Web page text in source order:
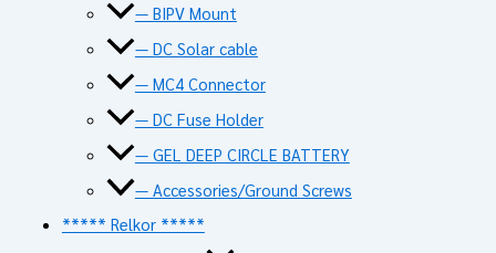
— BIPV Mount
— DC Solar cable
— MC4 Connector
— DC Fuse Holder
— GEL DEEP CIRCLE BATTERY
— Accessories/Ground Screws
***** Relkor *****